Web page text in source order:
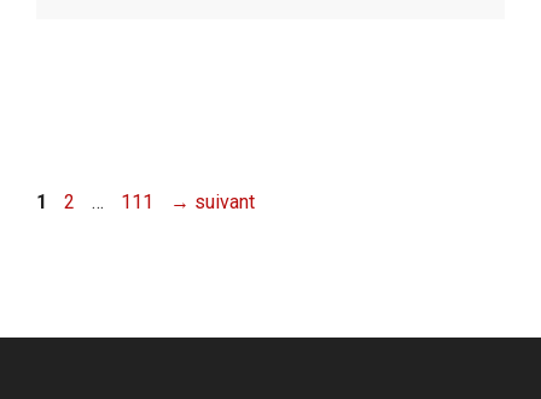
Page
1 Page
2 … Page
111 → suivant